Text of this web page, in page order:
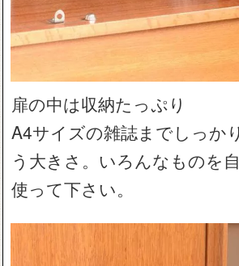
扉の中は収納たっぷり
A4サイズの雑誌までしっか
う大きさ。いろんなものを
使って下さい。